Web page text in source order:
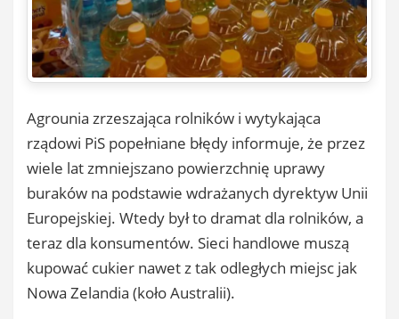
Agrounia zrzeszająca rolników i wytykająca
rządowi PiS popełniane błędy informuje, że przez
wiele lat zmniejszano powierzchnię uprawy
buraków na podstawie wdrażanych dyrektyw Unii
Europejskiej. Wtedy był to dramat dla rolników, a
teraz dla konsumentów. Sieci handlowe muszą
kupować cukier nawet z tak odległych miejsc jak
Nowa Zelandia (koło Australii).